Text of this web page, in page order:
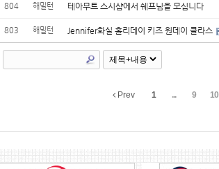
804 해밀턴 테아무트 스시샵에서 쉐프님을 모십니다
803 해밀턴 Jennifer화실 홀리데이 키즈 원데이 클라스
Prev 1 ... 9 10